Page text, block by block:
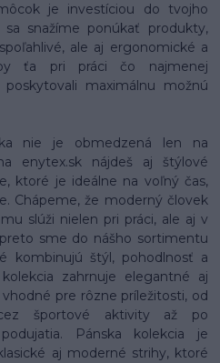
je investíciou do tvojho
snažíme ponúkať produkty,
ale aj ergonomické a
ťa pri práci čo najmenej
maximálnu možnú
nie je obmedzená len na
enytex.sk nájdeš aj štýlové
ktoré je ideálne na voľný čas,
Chápeme, že moderný človek
slúži nielen pri práci, ale aj v
sme do nášho sortimentu
kombinujú štýl, pohodlnosť a
zahrnuje elegantné aj
pre rôzne príležitosti, od
cez športové aktivity až po
Pánska kolekcia je
aj moderné strihy, ktoré